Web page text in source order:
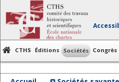
CTHS Éditions Sociétés Congrès